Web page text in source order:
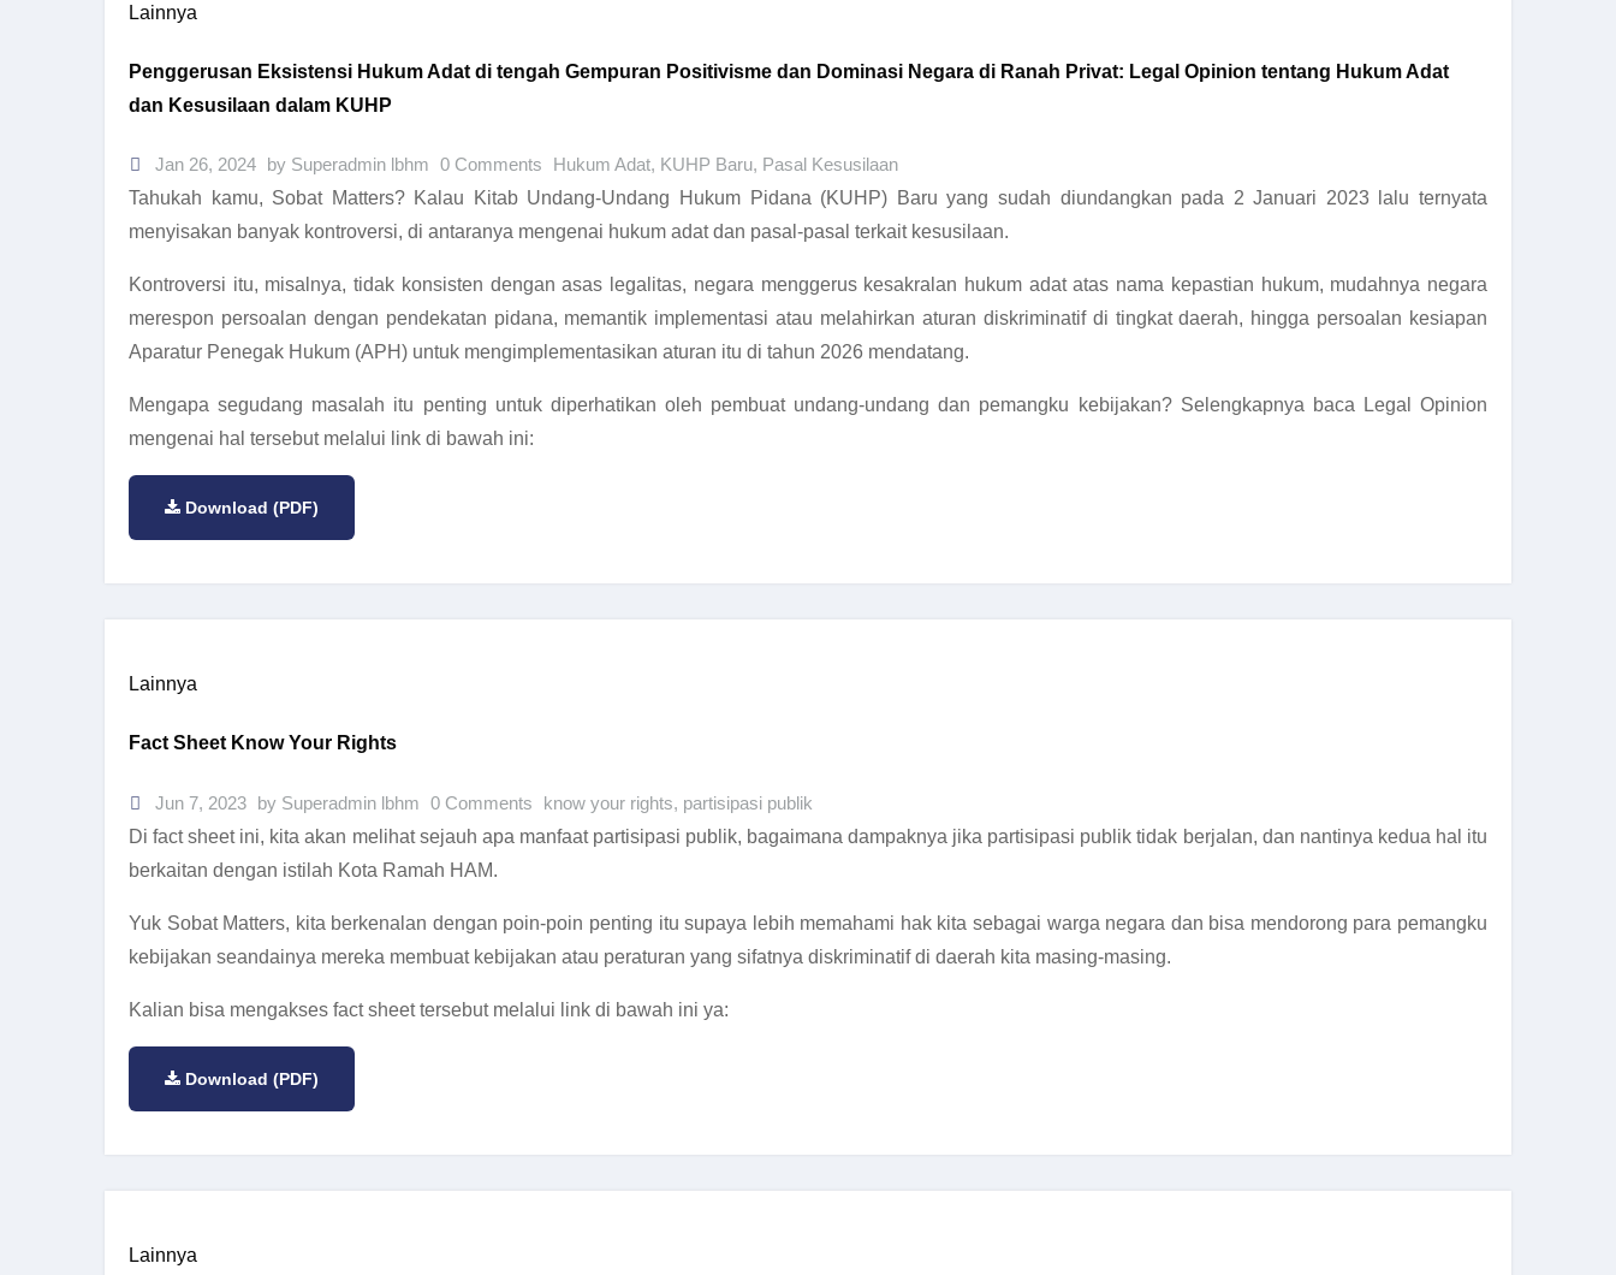
Lainnya
Penggerusan Eksistensi Hukum Adat di tengah Gempuran Positivisme dan Dominasi Negara di Ranah Privat: Legal Opinion tentang Hukum Adat
dan Kesusilaan dalam KUHP
Jan 26, 2024 by Superadmin lbhm 0 Comments Hukum Adat, KUHP Baru, Pasal Kesusilaan
Tahukah kamu, Sobat Matters? Kalau Kitab Undang-Undang Hukum Pidana (KUHP) Baru yang sudah diundangkan pada 2 Januari 2023 lalu ternyata
menyisakan banyak kontroversi, di antaranya mengenai hukum adat dan pasal-pasal terkait kesusilaan.
Kontroversi itu, misalnya, tidak konsisten dengan asas legalitas, negara menggerus kesakralan hukum adat atas nama kepastian hukum, mudahnya negara
merespon persoalan dengan pendekatan pidana, memantik implementasi atau melahirkan aturan diskriminatif di tingkat daerah, hingga persoalan kesiapan
Aparatur Penegak Hukum (APH) untuk mengimplementasikan aturan itu di tahun 2026 mendatang.
Mengapa segudang masalah itu penting untuk diperhatikan oleh pembuat undang-undang dan pemangku kebijakan? Selengkapnya baca Legal Opinion
mengenai hal tersebut melalui link di bawah ini:
Download (PDF)
Lainnya
Fact Sheet Know Your Rights
Jun 7, 2023 by Superadmin lbhm 0 Comments know your rights, partisipasi publik
Di fact sheet ini, kita akan melihat sejauh apa manfaat partisipasi publik, bagaimana dampaknya jika partisipasi publik tidak berjalan, dan nantinya kedua hal itu
berkaitan dengan istilah Kota Ramah HAM.
Yuk Sobat Matters, kita berkenalan dengan poin-poin penting itu supaya lebih memahami hak kita sebagai warga negara dan bisa mendorong para pemangku
kebijakan seandainya mereka membuat kebijakan atau peraturan yang sifatnya diskriminatif di daerah kita masing-masing.
Kalian bisa mengakses fact sheet tersebut melalui link di bawah ini ya:
Download (PDF)
Lainnya